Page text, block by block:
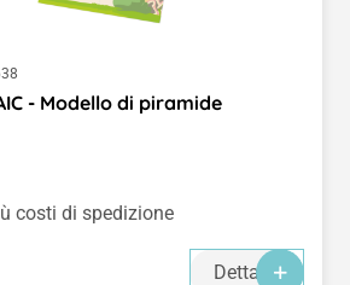
- Modello di piramide
costi di spedizione
Dettagli